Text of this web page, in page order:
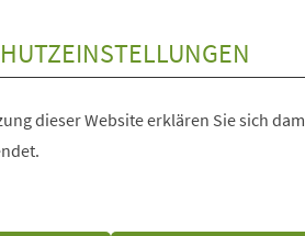
dieser Website erklären Sie sich